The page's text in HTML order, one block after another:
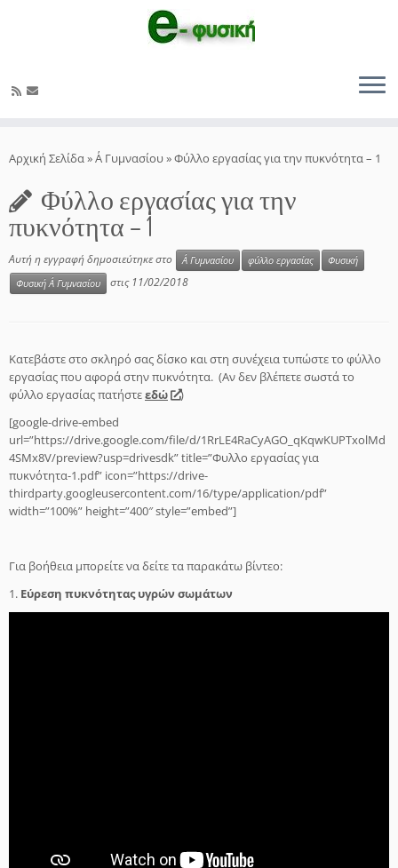
στο
Αρχική Σελίδα»Α΄ Γυμνασίου»Φύλλο εργασίας για την πυκνότητα – 1
Φύλλο εργασίας για την
πυκνότητα – 1
Αυτή η εγγραφή δημοσιεύτηκε στο Α΄ Γυμνασίου φύλλο εργασίας
Φυσική
Φυσική Α΄ Γυμνασίου
στις 11/02/2018
Κατεβάστε στο σκληρό σας δίσκο και στη συνέχεια τυπώστε το φύλλο
εργασίας που αφορά στην πυκνότητα. (Αν δεν βλέπετε σωστά το
φύλλο εργασίας πατήστεεδώ
)
[google-drive-embed
url=”https://drive.google.com/file/d/1RrLE4RaCyAGO_qKqwKUPTxolMd
4SMx8V/preview?usp=drivesdk” title=”Φυλλο εργασίας για
πυκνότητα-1.pdf” icon=”https://drive-
thirdparty.googleusercontent.com/16/type/application/pdf”
width=”100%” height=”400″ style=”embed”]
Για βοήθεια μπορείτε να δείτε τα παρακάτω βίντεο:
1. Εύρεση πυκνότητας υγρών σωμάτων